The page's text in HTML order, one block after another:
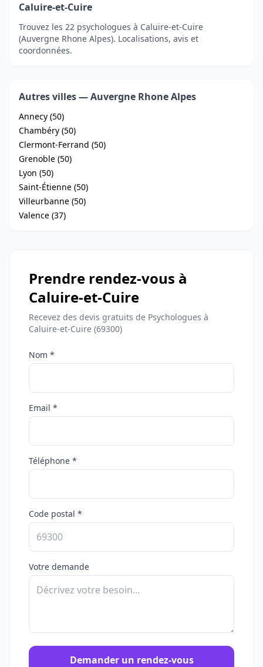
Caluire-et-Cuire
Trouvez les 22 psychologues à Caluire-et-Cuire
(Auvergne Rhone Alpes). Localisations, avis et
coordonnées.
Autres villes — Auvergne Rhone Alpes
Annecy (50)
Chambéry (50)
Clermont-Ferrand (50)
Grenoble (50)
Lyon (50)
Saint-Étienne (50)
Villeurbanne (50)
Valence (37)
Prendre rendez-vous à
Caluire-et-Cuire
Recevez des devis gratuits de Psychologues à
Caluire-et-Cuire (69300)
Nom *
Email *
Téléphone *
Code postal *
Votre demande
Demander un rendez-vous